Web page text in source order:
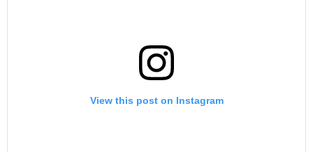
View this post on Instagram